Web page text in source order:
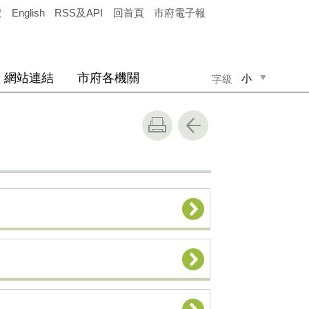
English RSS及API 回首頁 市府電子報
字級 小
網站連結 市府各機關